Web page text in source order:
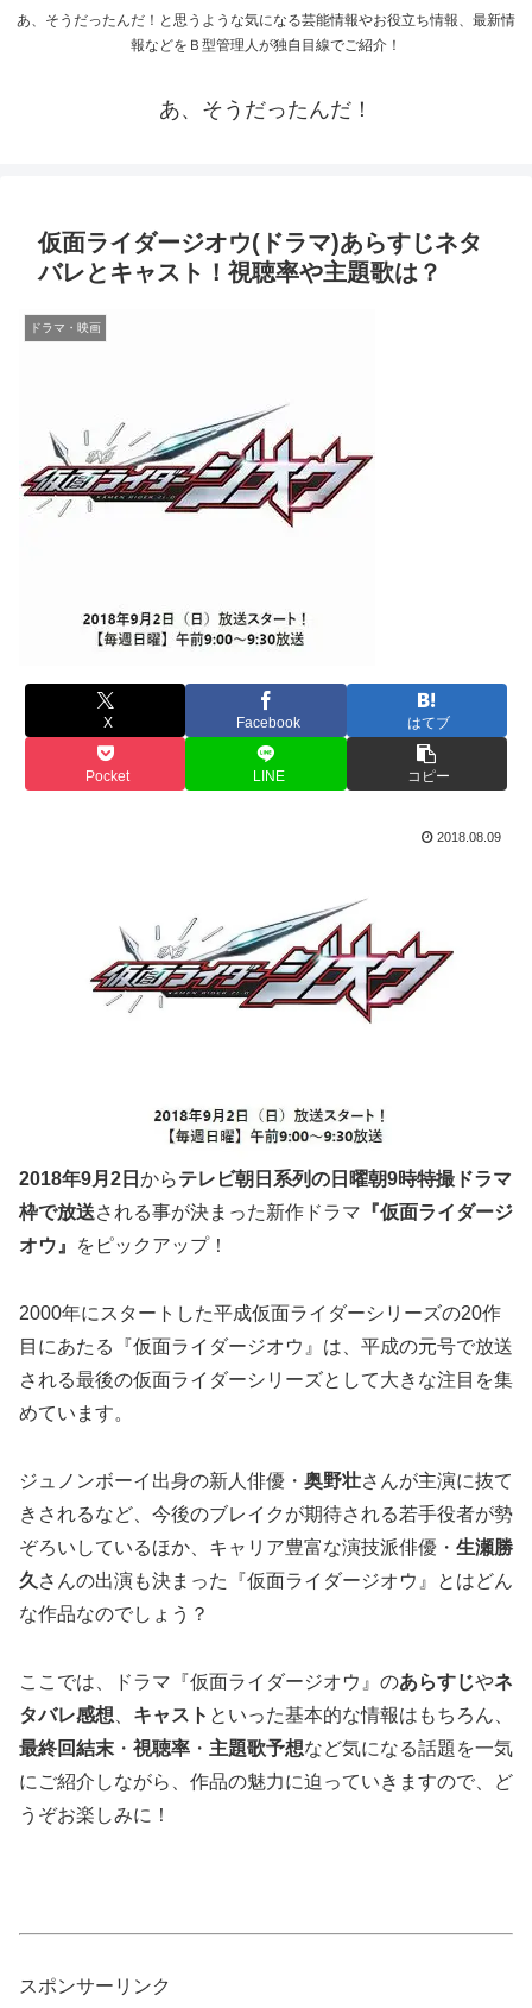
あ、そうだったんだ！と思うような気になる芸能情報やお役立ち情報、最新情
報などをＢ型管理人が独自目線でご紹介！
あ、そうだったんだ！
仮面ライダージオウ(ドラマ)あらすじネタ
バレとキャスト！視聴率や主題歌は？
ドラマ・映画
X Facebook はてブ
Pocket LINE コピー
2018.08.09
2018年9月2日 からテレビ朝日系列の日曜朝9時特撮ドラマ
枠で放送される事が決まった新作ドラマ 『仮面ライダージ
オウ』
をピックアップ！
2000年にスタートした平成仮面ライダーシリーズの20作
目にあたる『仮面ライダージオウ』は、平成の元号で放送
される最後の仮面ライダーシリーズとして大きな注目を集
めています。
ジュノンボーイ出身の新人俳優・ 奥野壮さんが主演に抜て
きされるなど、今後のブレイクが期待される若手役者が勢
ぞろいしているほか、キャリア豊富な演技派俳優・ 生瀬勝
久 さんの出演も決まった『仮面ライダージオウ』とはどん
な作品なのでしょう？
ここでは、ドラマ『仮面ライダージオウ』のあらすじやネ
タバレ感想
キャスト といった基本的な情報はもちろん、
最終回結末 ・ 視聴率 ・ 主題歌予想など気になる話題を一気
にご紹介しながら、作品の魅力に迫っていきますので、ど
うぞお楽しみに！
スポンサーリンク